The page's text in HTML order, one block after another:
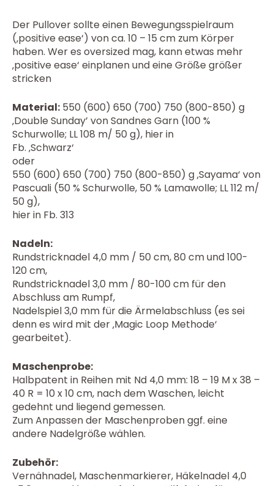
Der Pullover sollte einen Bewegungsspielraum
(‚positive ease‘) von ca. 10 – 15 cm zum Körper
haben. Wer es oversized mag, kann etwas mehr
‚positive ease‘ einplanen und eine Größe größer
stricken
Material: 550 (600) 650 (700) 750 (800-850) g
‚Double Sunday’ von Sandnes Garn (100 %
Schurwolle; LL 108 m/ 50 g), hier in
Fb. ‚Schwarz‘
oder
550 (600) 650 (700) 750 (800-850) g ‚Sayama‘ von
Pascuali (50 % Schurwolle, 50 % Lamawolle; LL 112 m/
50 g),
hier in Fb. 313
Nadeln:
Rundstricknadel 4,0 mm / 50 cm, 80 cm und 100-
120 cm,
Rundstricknadel 3,0 mm / 80-100 cm für den
Abschluss am Rumpf,
Nadelspiel 3,0 mm für die Ärmelabschluss (es sei
denn es wird mit der ‚Magic Loop Methode‘
gearbeitet).
Maschenprobe:
Halbpatent in Reihen mit Nd 4,0 mm: 18 – 19 M x 38 –
40 R = 10 x 10 cm, nach dem Waschen, leicht
gedehnt und liegend gemessen.
Zum Anpassen der Maschenproben ggf. eine
andere Nadelgröße wählen.
Zubehör:
Vernähnadel, Maschenmarkierer, Häkelnadel 4,0